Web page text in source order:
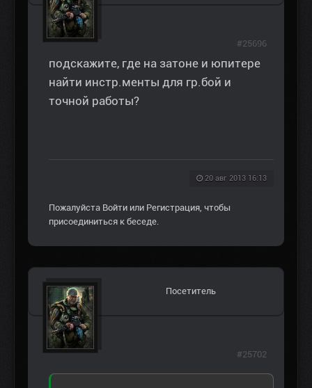
подскажите, где на затоне и юпитере
найти инстр.менты для гр.бой и
точной работы?
20 авг 2013 16:13
#25696
Пожалуйста Войти или Регистрация, чтобы
присоединиться к беседе.
Посетитель
#25702